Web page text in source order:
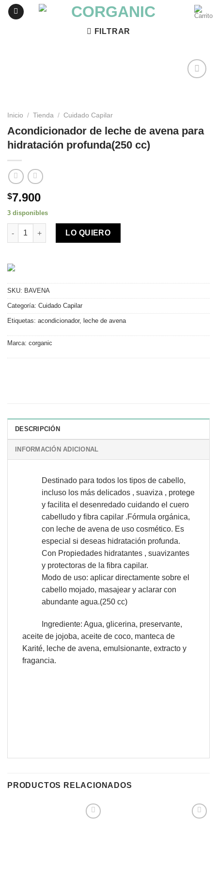
Skip
FILTRAR
Inicio / Tienda / Cuidado Capilar
Acondicionador de leche de avena para
hidratación profunda(250 cc)
$7.900
3 disponibles
Acondicionador de leche de avena para hidratación
LO QUIERO
SKU: BAVENA
Categoría: Cuidado Capilar
Etiquetas: acondicionador, leche de avena
Marca: corganic
DESCRIPCIÓN
INFORMACIÓN ADICIONAL
Destinado para todos los tipos de cabello,
incluso los más delicados , suaviza , protege
y facilita el desenredado cuidando el cuero
cabelludo y fibra capilar .Fórmula orgánica,
con leche de avena de uso cosmético. Es
especial si deseas hidratación profunda.
Con Propiedades hidratantes , suavizantes
y protectoras de la fibra capilar.
Modo de uso: aplicar directamente sobre el
cabello mojado, masajear y aclarar con
abundante agua.(250 cc)
Ingrediente: Agua, glicerina, preservante,
aceite de jojoba, aceite de coco, manteca de
Karité, leche de avena, emulsionante, extracto y
fragancia.
PRODUCTOS RELACIONADOS